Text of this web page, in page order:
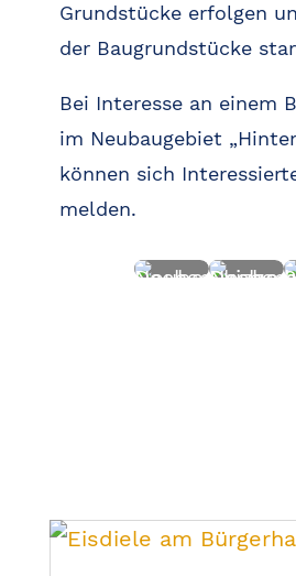
Grundstücke erfolgen
der Baugrundstücke
Bei Interesse an einem
im Neubaugebiet
können sich
melden.